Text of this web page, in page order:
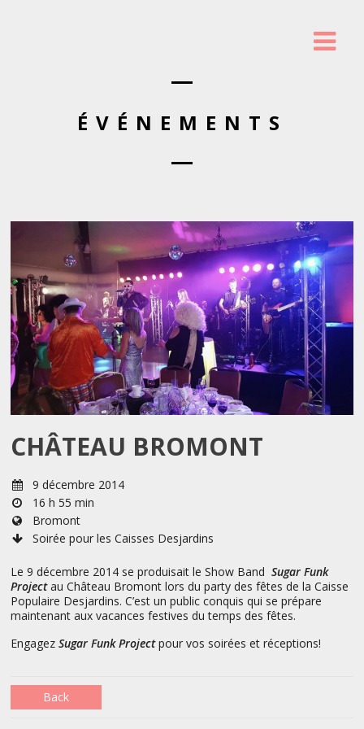
ÉVÉNEMENTS
CHÂTEAU BROMONT
9 décembre 2014
16 h 55 min
Bromont
Soirée pour les Caisses Desjardins
Le 9 décembre 2014 se produisait le Show Band Sugar Funk
Projectau Château Bromont lors du party des fêtes de la Caisse
Populaire Desjardins. C’est un public conquis qui se prépare
maintenant aux vacances festives du temps des fêtes.
Engagez Sugar Funk Projectpour vos soirées et réceptions!
Back